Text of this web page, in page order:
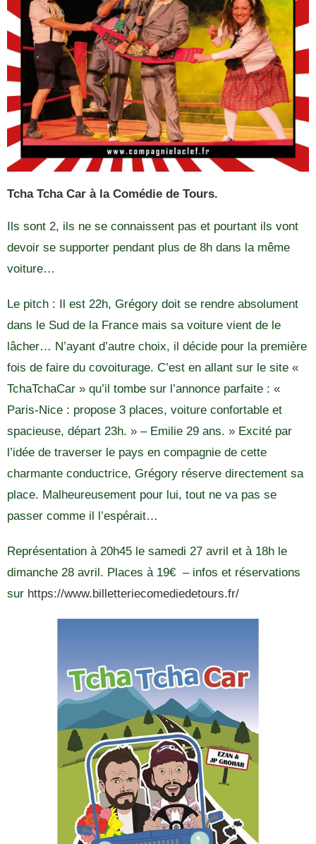
Tcha Tcha Car à la Comédie de Tours.
Ils sont 2, ils ne se connaissent pas et pourtant ils vont
devoir se supporter pendant plus de 8h dans la même
voiture…
Le pitch : Il est 22h, Grégory doit se rendre absolument
dans le Sud de la France mais sa voiture vient de le
lâcher… N’ayant d’autre choix, il décide pour la première
fois de faire du covoiturage. C’est en allant sur le site «
TchaTchaCar » qu’il tombe sur l’annonce parfaite : «
Paris-Nice : propose 3 places, voiture confortable et
spacieuse, départ 23h. » – Emilie 29 ans. » Excité par
l’idée de traverser le pays en compagnie de cette
charmante conductrice, Grégory réserve directement sa
place. Malheureusement pour lui, tout ne va pas se
passer comme il l’espérait…
Représentation à 20h45 le samedi 27 avril et à 18h le
dimanche 28 avril. Places à 19€ – infos et réservations
sur https://www.billetteriecomediedetours.fr/